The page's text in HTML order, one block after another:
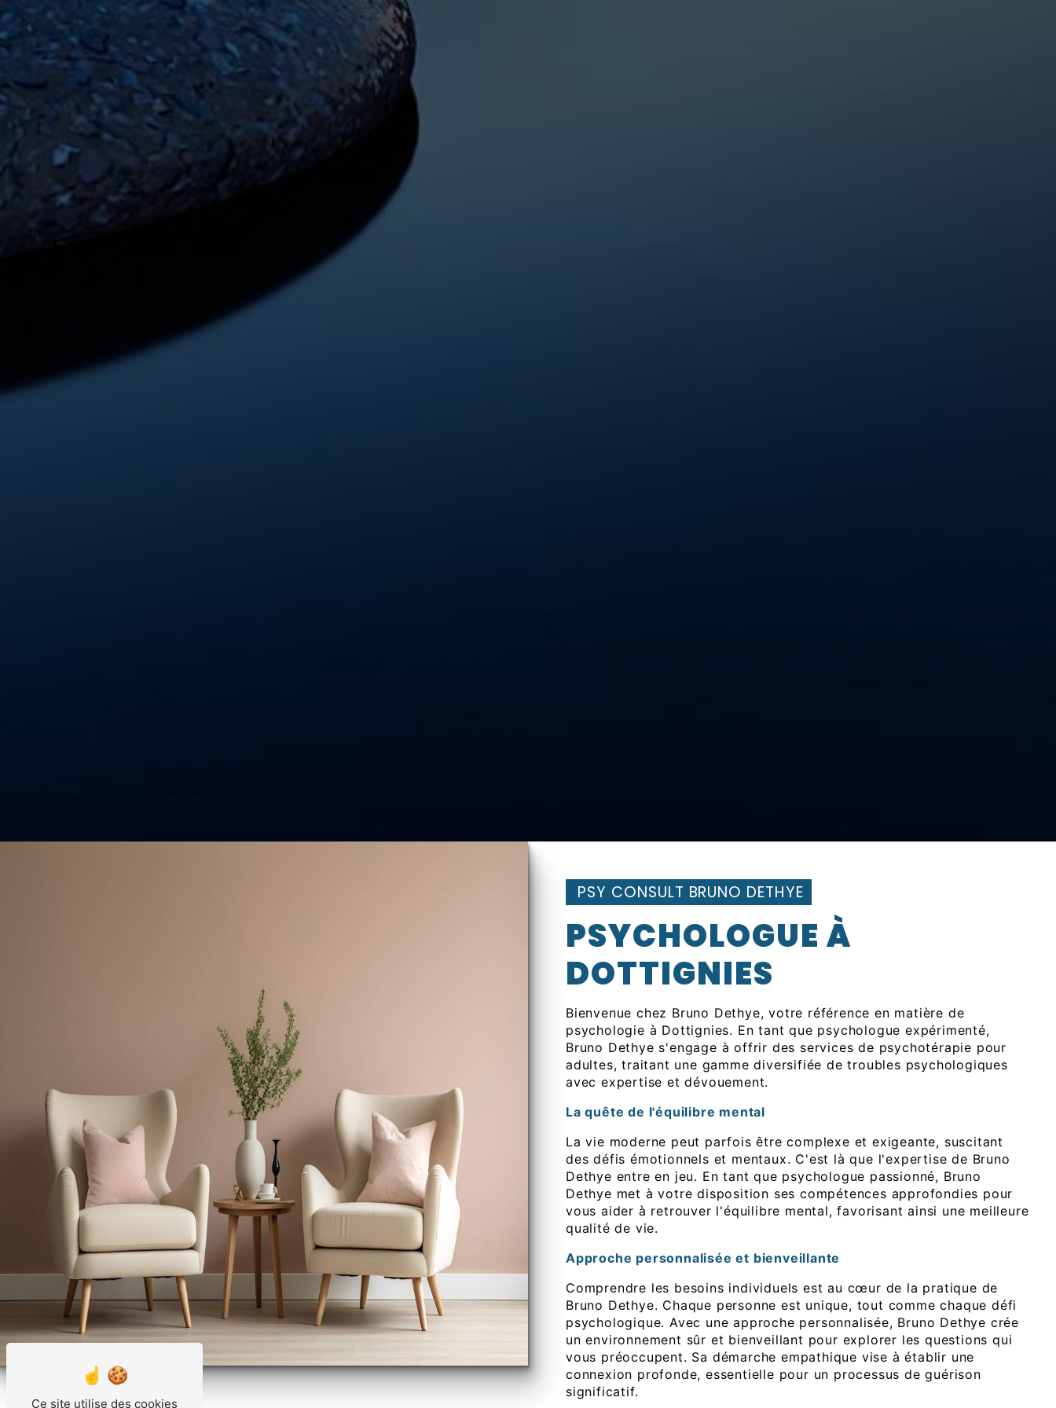
PSY CONSULT BRUNO DETHYE
PSYCHOLOGUE À
DOTTIGNIES
Bienvenue chez Bruno Dethye, votre référence en matière de
psychologie à Dottignies. En tant que psychologue expérimenté,
Bruno Dethye s'engage à offrir des services de psychotérapie pour
adultes, traitant une gamme diversifiée de troubles psychologiques
avec expertise et dévouement.
La quête de l'équilibre mental
La vie moderne peut parfois être complexe et exigeante, suscitant
des défis émotionnels et mentaux. C'est là que l'expertise de Bruno
Dethye entre en jeu. En tant que psychologue passionné, Bruno
Dethye met à votre disposition ses compétences approfondies pour
vous aider à retrouver l'équilibre mental, favorisant ainsi une meilleure
qualité de vie.
Approche personnalisée et bienveillante
Comprendre les besoins individuels est au cœur de la pratique de
Bruno Dethye. Chaque personne est unique, tout comme chaque défi
psychologique. Avec une approche personnalisée, Bruno Dethye crée
un environnement sûr et bienveillant pour explorer les questions qui
vous préoccupent. Sa démarche empathique vise à établir une
connexion profonde, essentielle pour un processus de guérison
significatif.
Ce site utilise des cookies